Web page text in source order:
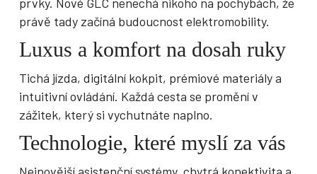
právě tady začíná budoucnost elektromobility.
Luxus a komfort na dosah ruky
Tichá jízda, digitální kokpit, prémiové materiály a
intuitivní ovládání. Každá cesta se promění v
zážitek, který si vychutnáte naplno.
Technologie, které myslí za vás
Nejnovější asistenční systémy, chytrá konektivita a